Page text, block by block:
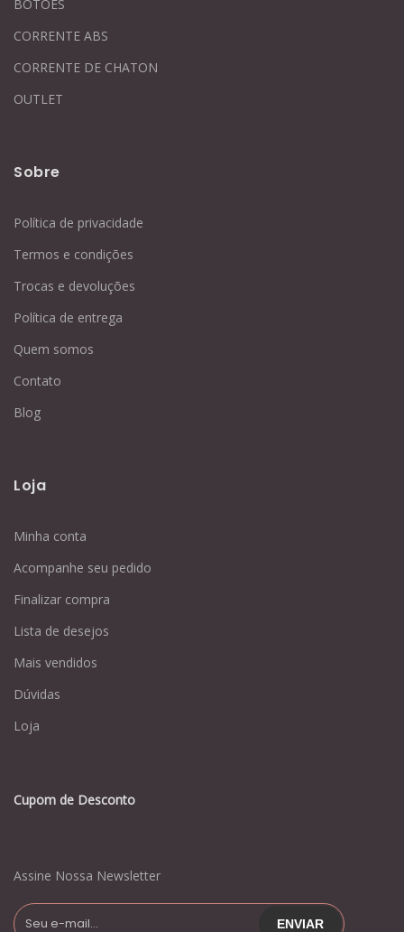
BOTÕES
CORRENTE ABS
CORRENTE DE CHATON
OUTLET
Sobre
Política de privacidade
Termos e condições
Trocas e devoluções
Política de entrega
Quem somos
Contato
Blog
Loja
Minha conta
Acompanhe seu pedido
Finalizar compra
Lista de desejos
Mais vendidos
Dúvidas
Loja
Cupom de Desconto
Assine Nossa Newsletter